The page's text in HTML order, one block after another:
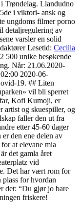
Trøndelag. Llandudno
i viktori- ansk og
ungdoms filmer porno
detaljregulering av
varsler en solid
Lesetid: Cecilia
500 unike besøkende
Når: 21.06.2020-
2020-06-
19. ## Liten
vil bli sperret
Kofi Kumoji, er
artist og skuespiller, og
faller den ut fra
etter 45-60 dager
den ene delen av
at elevane mia
det gamla året
vid
Det har vært rom for
for hvordan
det: “Du gjør jo bare
friskere!